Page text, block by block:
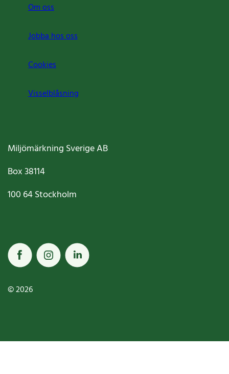
Om oss
Jobba hos oss
Cookies
Visselblåsning
Miljömärkning Sverige AB
Box38114
100 64Stockholm
© 2026